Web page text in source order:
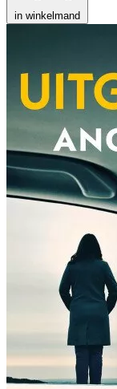
in winkelmand